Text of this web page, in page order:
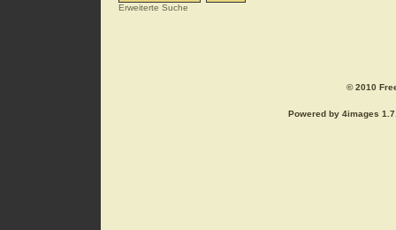
Erweiterte Suche
© 2010
Powered by 4images